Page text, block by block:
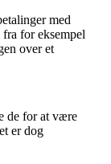
med
for eksempel
over et
de for at være
er dog